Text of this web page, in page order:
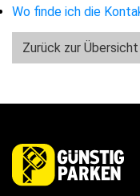
Wo finde ich die
Zurück zur Übersicht